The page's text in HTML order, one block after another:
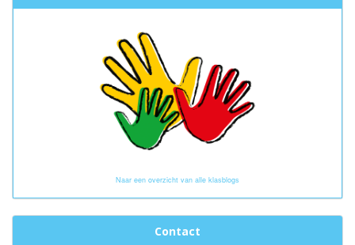
Naar een overzicht van alle klasblogs
Contact